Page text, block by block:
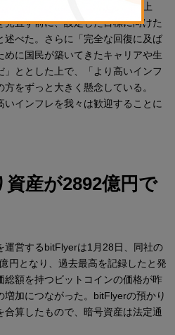
ついては時期尚早だ」とした上
直す前に、設定した目標に向けた
べた。さらに「完全な回復に及ば
に国民が築いてきたキャリアや生
ととした上で、「より高いインフ
をずっと大きく懸念している。
いインフレを我々は歓迎することに
産が2892億円で
運営するbitFlyerは1月28日、同社の
円となり、過去最高を記録したと発
額を持つビットコインの価格が昨
加につながった。bitFlyerの預かり
算したもので、暗号資産は法定通